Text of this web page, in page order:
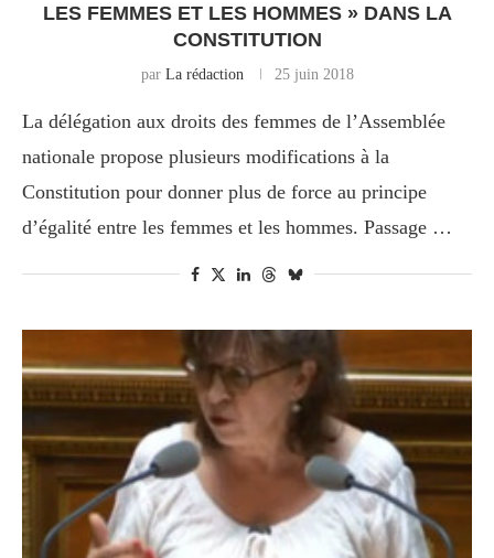
LES FEMMES ET LES HOMMES » DANS LA
CONSTITUTION
par La rédaction 25 juin 2018
La délégation aux droits des femmes de l’Assemblée
nationale propose plusieurs modifications à la
Constitution pour donner plus de force au principe
d’égalité entre les femmes et les hommes. Passage …